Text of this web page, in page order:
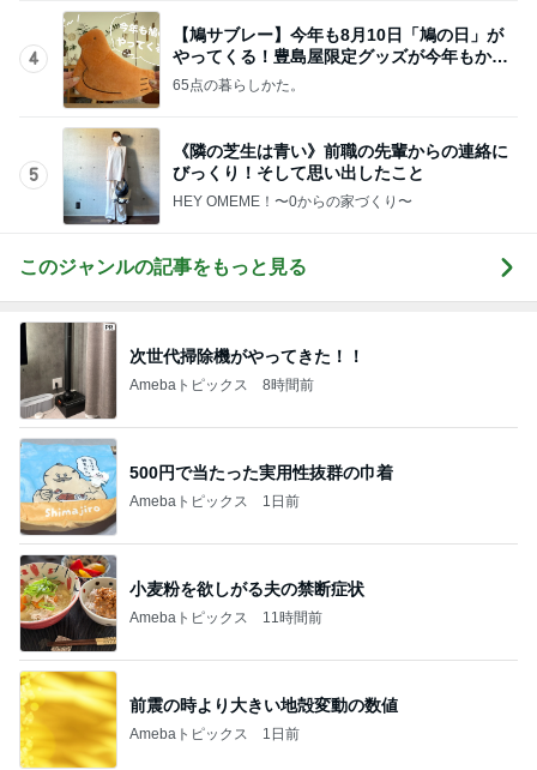
4
【鳩サブレー】今年も8月10日「鳩の日」が
やってくる！豊島屋限定グッズが今年もかわ
いすぎる♡
65点の暮らしかた。
5
《隣の芝生は青い》前職の先輩からの連絡に
びっくり！そして思い出したこと
HEY OMEME！〜0からの家づくり〜
このジャンルの記事をもっと見る
次世代掃除機がやってきた！！
Amebaトピックス 8時間前
500円で当たった実用性抜群の巾着
Amebaトピックス 1日前
小麦粉を欲しがる夫の禁断症状
Amebaトピックス 11時間前
前震の時より大きい地殻変動の数値
Amebaトピックス 1日前